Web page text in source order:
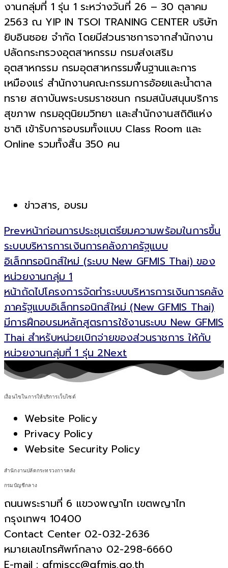
งานกลุ่มที่ 1 รุ่น 1 ระหว่างวันที่ 26 – 30 ตุลาคม
2563 ณ YIP IN TSOI TRANING CENTER บริษัท
ยิบอินซอย จำกัด โดยมีส่วนราชการจากสำนักงาน
ปลัดกระทรวงอุตสาหกรรม กรมส่งเสริม
อุตสาหกรรม กรมอุตสาหกรรมพื้นฐานและการ
เหมืองแร่ สำนักงานคณะกรรมการอ้อยและน้ำตาล
ทราย สถาบันพระบรมราชชนก กรมสนับสนุนบริการ
สุขภาพ กรมอุตุนิยมวิทยา และสำนักงานสถิติแห่ง
ชาติ เข้ารับการอบรมทั้งแบบ Class Room และ
Online รวมทั้งสิ้น 350 คน
ข่าวสาร, อบรม
Prevหน้าก่อนการประชุมเตรียมความพร้อมในการขึ้น
ระบบบริหารการเงินการคลังภาครัฐแบบ
อิเล็กทรอนิกส์ใหม่ (ระบบ New GFMIS Thai) ของ
หน่วยงานกลุ่ม 1
หน้าถัดไปโครงการจัดทำระบบบริหารการเงินการคลัง
ภาครัฐแบบอิเล็กทรอนิกส์ใหม่ (New GFMIS Thai)
มีการฝึกอบรมหลักสูตรการใช้งานระบบ New GFMIS
Thai สำหรับหน่วยเบิกจ่ายของส่วนราชการ ให้กับ
หน่วยงานกลุ่มที่ 1 รุ่น 2Next
เงื่อนไขในการให้บริการเว็บไซต์
Website Policy
Privacy Policy
Website Security Policy
สำนักงานปลัดกระทรวงการคลัง
กรมบัญชีกลาง
ถนนพระรามที่ 6 แขวงพญาไท เขตพญาไท
กรุงเทพฯ 10400
Contact Center 02-032-2636
หมายเลขโทรศัพท์กลาง 02-298-6660
E-mail : gfmiscc@gfmis.go.th